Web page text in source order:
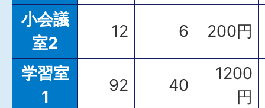
小会議
室2
12 6 200円
学習室
1
92 40
1200
円